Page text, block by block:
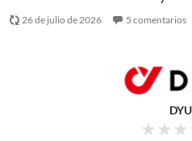
26 de julio de 2026 5 comentarios
DYU
★★★